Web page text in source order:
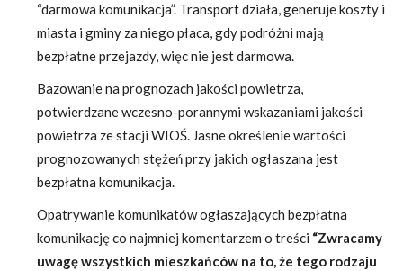
“darmowa komunikacja”. Transport działa, generuje koszty i
miasta i gminy za niego płaca, gdy podróżni mają
bezpłatne przejazdy, więc nie jest darmowa.
Bazowanie na prognozach jakości powietrza,
potwierdzane wczesno-porannymi wskazaniami jakości
powietrza ze stacji WIOŚ. Jasne określenie wartości
prognozowanych stężeń przy jakich ogłaszana jest
bezpłatna komunikacja.
Opatrywanie komunikatów ogłaszających bezpłatna
komunikację co najmniej komentarzem o treści “Zwracamy
uwagę wszystkich mieszkańców na to, że tego rodzaju